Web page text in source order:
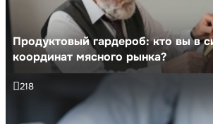
Продуктовый гардероб: кто вы в
координат мясного рынка?
218